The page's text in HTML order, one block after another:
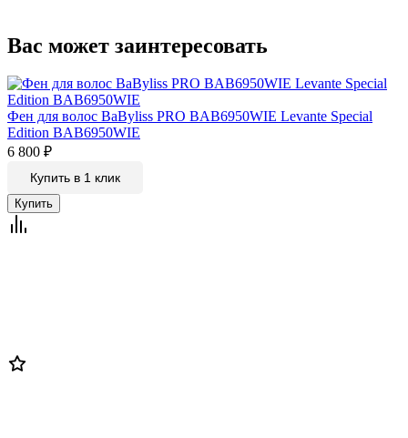
Вас может заинтересовать
Фен для волос BaByliss PRO BAB6950WIE Levante Special
Edition BAB6950WIE
6 800 ₽
Купить в 1 клик